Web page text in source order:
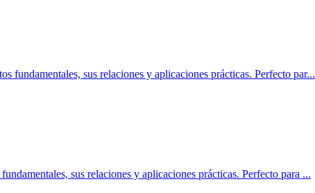
fundamentales, sus relaciones y aplicaciones prácticas. Perfecto par...
sus relaciones y aplicaciones prácticas. Perfecto para ...